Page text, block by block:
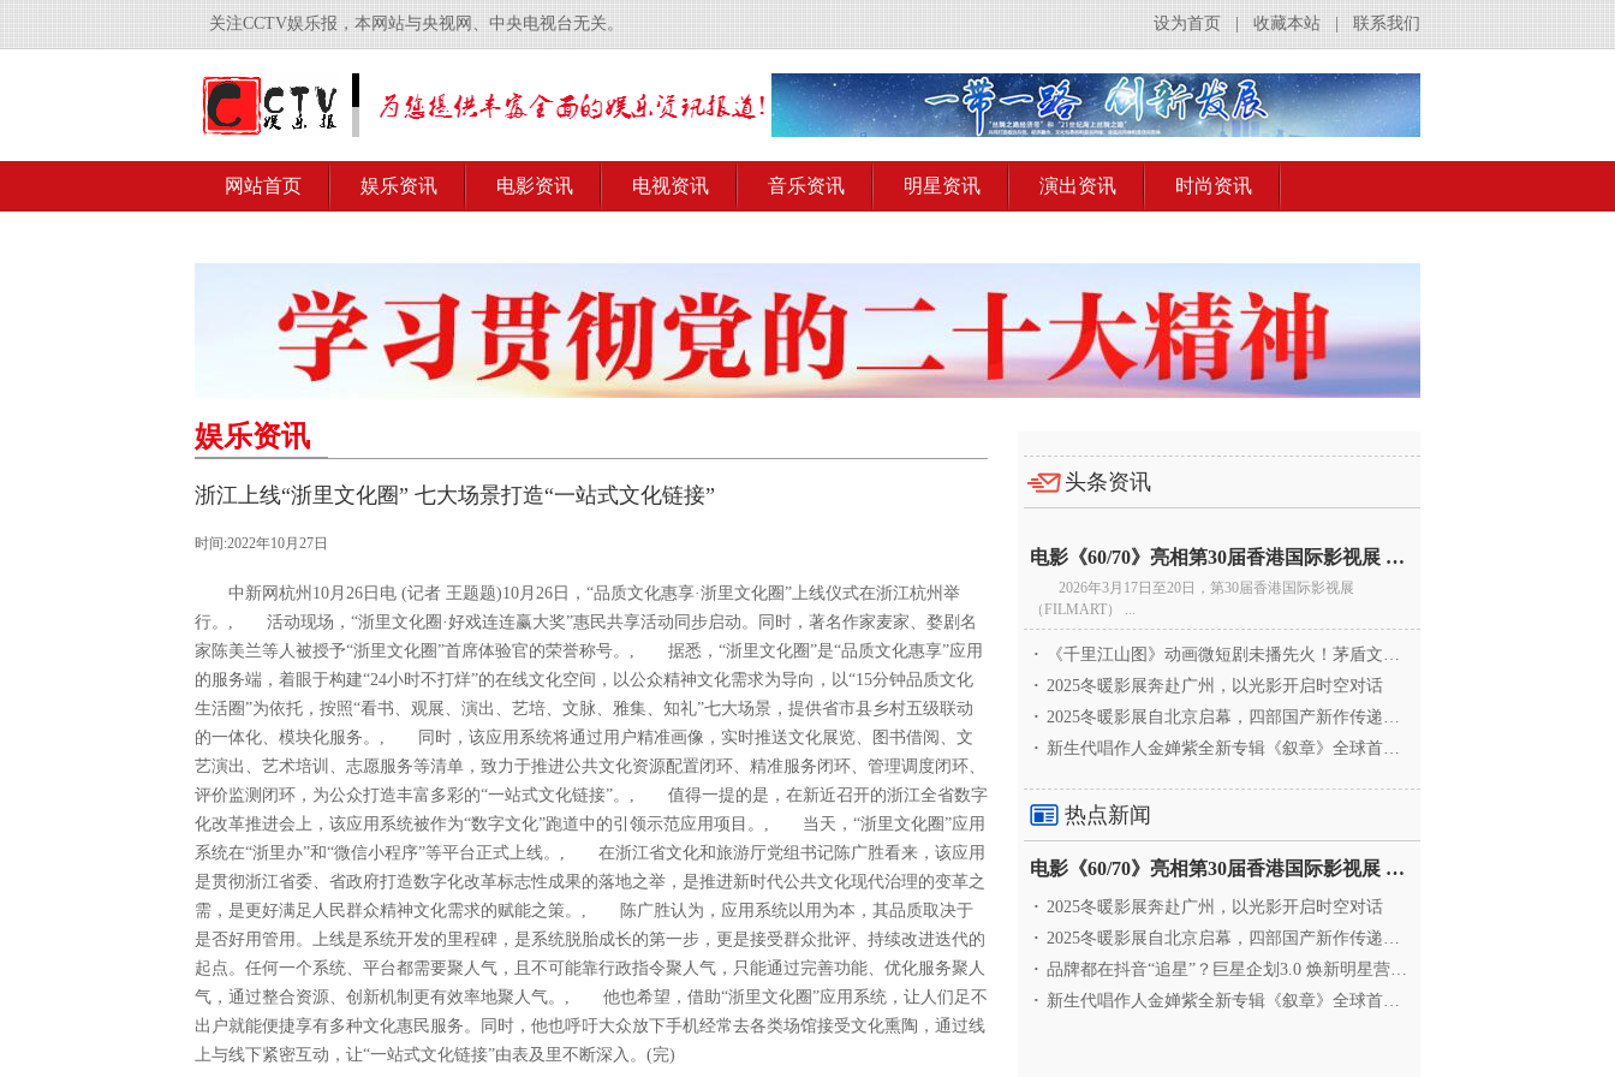
关注CCTV娱乐报，本网站与央视网、中央电视台无关。 联系我们
收藏本站
设为首页
网站首页 娱乐资讯 电影资讯 电视资讯 音乐资讯 明星资讯 演出资讯 时尚资讯
娱乐资讯
浙江上线“浙里文化圈” 七大场景打造“一站式文化链接”
时间:2022年10月27日
中新网杭州10月26日电 (记者 王题题)10月26日，“品质文化惠享·浙里文化圈”上线仪式在浙江杭州举
行。, 活动现场，“浙里文化圈·好戏连连赢大奖”惠民共享活动同步启动。同时，著名作家麦家、婺剧名
家陈美兰等人被授予“浙里文化圈”首席体验官的荣誉称号。, 据悉，“浙里文化圈”是“品质文化惠享”应用
的服务端，着眼于构建“24小时不打烊”的在线文化空间，以公众精神文化需求为导向，以“15分钟品质文化
生活圈”为依托，按照“看书、观展、演出、艺培、文脉、雅集、知礼”七大场景，提供省市县乡村五级联动
的一体化、模块化服务。, 同时，该应用系统将通过用户精准画像，实时推送文化展览、图书借阅、文
艺演出、艺术培训、志愿服务等清单，致力于推进公共文化资源配置闭环、精准服务闭环、管理调度闭环、
评价监测闭环，为公众打造丰富多彩的“一站式文化链接”。, 值得一提的是，在新近召开的浙江全省数字
化改革推进会上，该应用系统被作为“数字文化”跑道中的引领示范应用项目。, 当天，“浙里文化圈”应用
系统在“浙里办”和“微信小程序”等平台正式上线。, 在浙江省文化和旅游厅党组书记陈广胜看来，该应用
是贯彻浙江省委、省政府打造数字化改革标志性成果的落地之举，是推进新时代公共文化现代治理的变革之
需，是更好满足人民群众精神文化需求的赋能之策。, 陈广胜认为，应用系统以用为本，其品质取决于
是否好用管用。上线是系统开发的里程碑，是系统脱胎成长的第一步，更是接受群众批评、持续改进迭代的
起点。任何一个系统、平台都需要聚人气，且不可能靠行政指令聚人气，只能通过完善功能、优化服务聚人
气，通过整合资源、创新机制更有效率地聚人气。, 他也希望，借助“浙里文化圈”应用系统，让人们足不
出户就能便捷享有多种文化惠民服务。同时，他也呼吁大众放下手机经常去各类场馆接受文化熏陶，通过线
上与线下紧密互动，让“一站式文化链接”由表及里不断深入。(完)
头条资讯
电影《60/70》亮相第30届香港国际影视展 冲刺戛纳备
2026年3月17日至20日，第30届香港国际影视展
（FILMART） ...
·
《千里江山图》动画微短剧未播先火！茅盾文学奖IP首
· 2025冬暖影展奔赴广州，以光影开启时空对话
· 2025冬暖影展自北京启幕，四部国产新作传递银幕温情
· 新生代唱作人金婵紫全新专辑《叙章》全球首发，颠覆
热点新闻
电影《60/70》亮相第30届香港国际影视展 冲刺戛纳备
· 2025冬暖影展奔赴广州，以光影开启时空对话
· 2025冬暖影展自北京启幕，四部国产新作传递银幕温情
· 品牌都在抖音“追星”？巨星企划3.0 焕新明星营销，让
· 新生代唱作人金婵紫全新专辑《叙章》全球首发，颠覆